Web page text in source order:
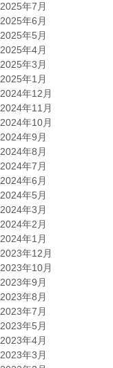
2025年7月
2025年6月
2025年5月
2025年4月
2025年3月
2025年1月
2024年12月
2024年11月
2024年10月
2024年9月
2024年8月
2024年7月
2024年6月
2024年5月
2024年3月
2024年2月
2024年1月
2023年12月
2023年10月
2023年9月
2023年8月
2023年7月
2023年5月
2023年4月
2023年3月